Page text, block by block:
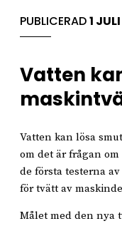
PUBLICERAD1
Vatten
Vatten kan lösa
om det är frågan
de första testerna
för tvätt av
Målet med den nya